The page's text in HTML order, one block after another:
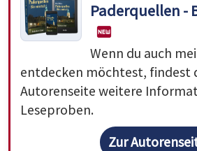
Paderquellen -
Wenn du auch
entdecken möchtest, findest
Autorenseite weitere
Leseproben.
Zur